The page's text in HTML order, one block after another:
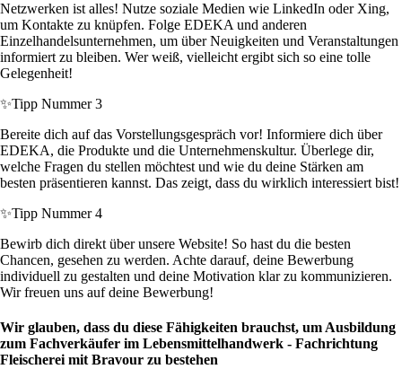
Netzwerken ist alles! Nutze soziale Medien wie LinkedIn oder Xing,
um Kontakte zu knüpfen. Folge EDEKA und anderen
Einzelhandelsunternehmen, um über Neuigkeiten und Veranstaltungen
informiert zu bleiben. Wer weiß, vielleicht ergibt sich so eine tolle
Gelegenheit!
✨Tipp Nummer 3
Bereite dich auf das Vorstellungsgespräch vor! Informiere dich über
EDEKA, die Produkte und die Unternehmenskultur. Überlege dir,
welche Fragen du stellen möchtest und wie du deine Stärken am
besten präsentieren kannst. Das zeigt, dass du wirklich interessiert bist!
✨Tipp Nummer 4
Bewirb dich direkt über unsere Website! So hast du die besten
Chancen, gesehen zu werden. Achte darauf, deine Bewerbung
individuell zu gestalten und deine Motivation klar zu kommunizieren.
Wir freuen uns auf deine Bewerbung!
Wir glauben, dass du diese Fähigkeiten brauchst, um Ausbildung
zum Fachverkäufer im Lebensmittelhandwerk - Fachrichtung
Fleischerei mit Bravour zu bestehen